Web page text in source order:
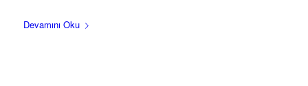
Devamını Oku